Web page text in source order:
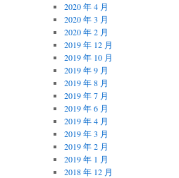
2020 年 4 月
2020 年 3 月
2020 年 2 月
2019 年 12 月
2019 年 10 月
2019 年 9 月
2019 年 8 月
2019 年 7 月
2019 年 6 月
2019 年 4 月
2019 年 3 月
2019 年 2 月
2019 年 1 月
2018 年 12 月